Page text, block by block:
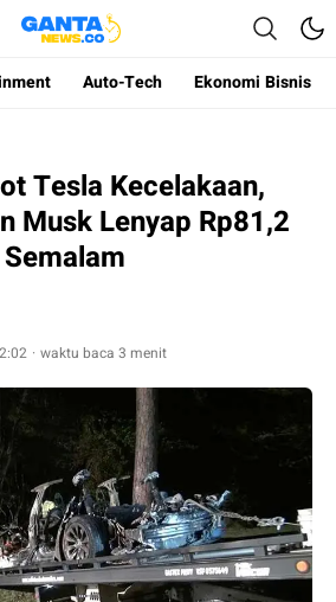
Gantanews
Informasi Membangun Bangsa
Auto-Tech Ekonomi Bisnis
Tesla Kecelakaan,
Musk Lenyap Rp81,2
waktu baca 3 menit